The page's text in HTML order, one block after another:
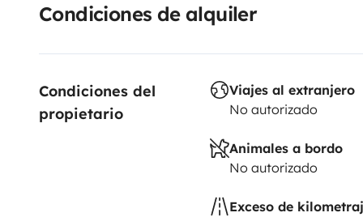
Condiciones de alquiler
Condiciones del
propietario
Viajes al extranjero
No autorizado
Animales a bordo
No autorizado
Exceso de